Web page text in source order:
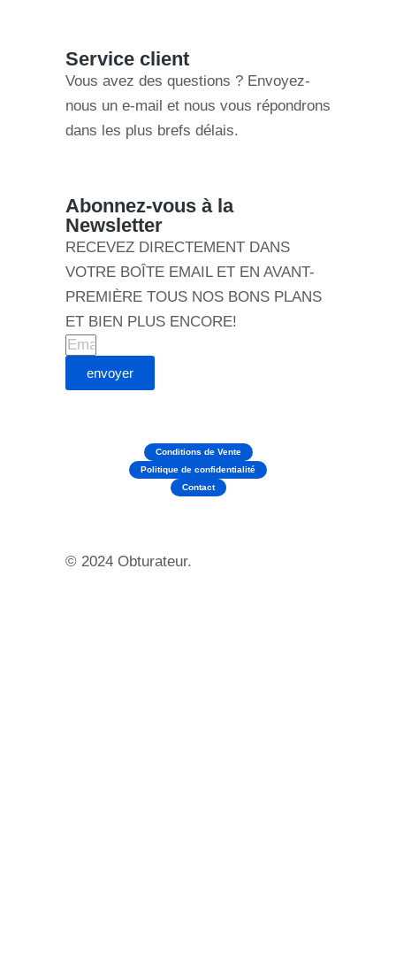
Service client
Vous avez des questions ? Envoyez-
nous un e-mail et nous vous répondrons
dans les plus brefs délais.
Abonnez-vous à la
Newsletter
RECEVEZ DIRECTEMENT DANS
VOTRE BOÎTE EMAIL ET EN AVANT-
PREMIÈRE TOUS NOS BONS PLANS
ET BIEN PLUS ENCORE!
envoyer
© 2024 Obturateur.
Conditions de Vente
Politique de confidentialité
Contact